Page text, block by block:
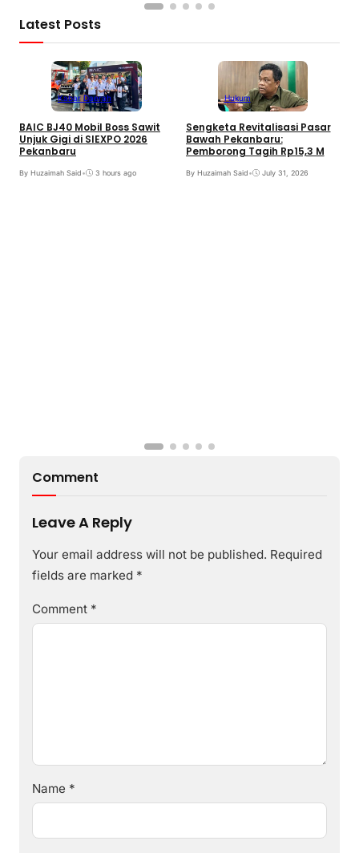
Latest Posts
Kabar Daerah
BAIC BJ40 Mobil Boss Sawit
Unjuk Gigi di SIEXPO 2026
Pekanbaru
By Huzaimah Said• 3 hours ago
Hukum
Sengketa Revitalisasi Pasar
Bawah Pekanbaru:
Pemborong Tagih Rp15,3 M
By Huzaimah Said• July 31, 2026
Comment
Leave A Reply
Your email address will not be published. Required
fields are marked *
Comment *
Name *